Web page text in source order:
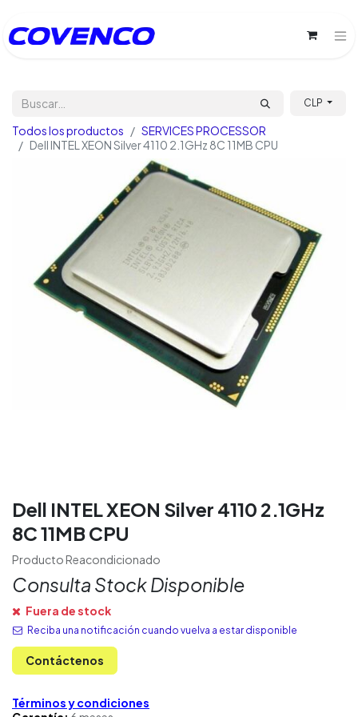
CLP
Todos los productos
SERVICES PROCESSOR
Dell INTEL XEON Silver 4110 2.1GHz 8C 11MB CPU
Dell INTEL XEON Silver 4110 2.1GHz
8C 11MB CPU
Producto Reacondicionado
Consulta Stock Disponible
Fuera de stock
Reciba una notificación cuando vuelva a estar disponible
Contáctenos
Términos y condiciones